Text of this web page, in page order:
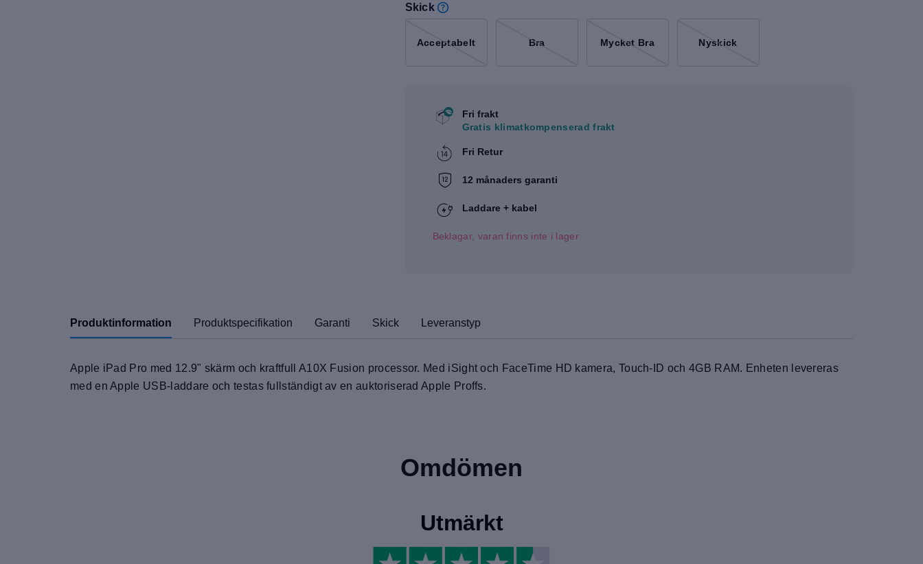
Skick
Acceptabelt Bra Mycket Bra Nyskick
Fri frakt
Gratis klimatkompenserad frakt
Fri Retur
12 månaders garanti
Laddare + kabel
Beklagar, varan finns inte i lager
Produktinformation Produktspecifikation Garanti Skick Leveranstyp
Apple iPad Pro med 12.9" skärm och kraftfull A10X Fusion processor. Med iSight och FaceTime HD kamera, Touch-ID och 4GB RAM. Enheten levereras
med en Apple USB-laddare och testas fullständigt av en auktoriserad Apple Proffs.
Omdömen
Utmärkt